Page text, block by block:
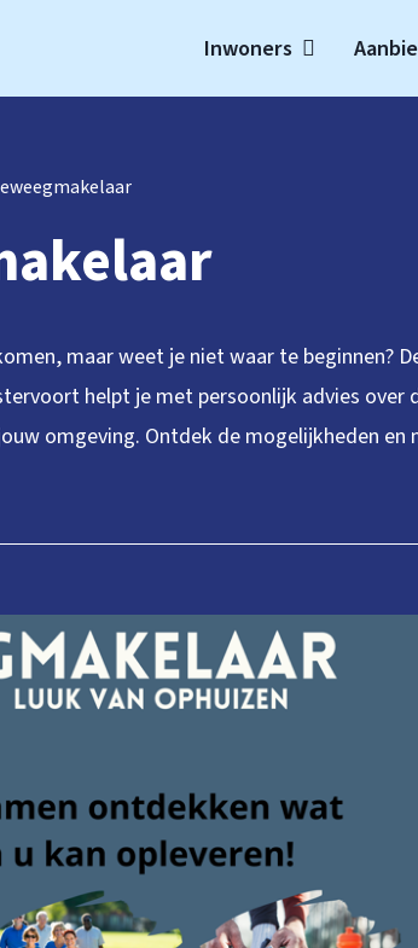
Inwoners
maar weet je niet waar te beginnen?
helpt je met persoonlijk advies over
omgeving. Ontdek de mogelijkheden en